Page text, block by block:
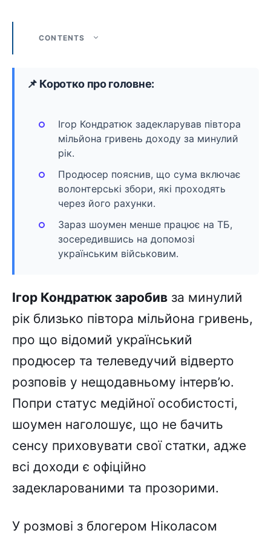
CONTENTS
📌 Коротко про головне:
Ігор Кондратюк задекларував півтора
мільйона гривень доходу за минулий
рік.
Продюсер пояснив, що сума включає
волонтерські збори, які проходять
через його рахунки.
Зараз шоумен менше працює на ТБ,
зосередившись на допомозі
українським військовим.
Ігор Кондратюк заробив за минулий
рік близько півтора мільйона гривень,
про що відомий український
продюсер та телеведучий відверто
розповів у нещодавньому інтерв’ю.
Попри статус медійної особистості,
шоумен наголошує, що не бачить
сенсу приховувати свої статки, адже
всі доходи є офіційно
задекларованими та прозорими.
У розмові з блогером Ніколасом